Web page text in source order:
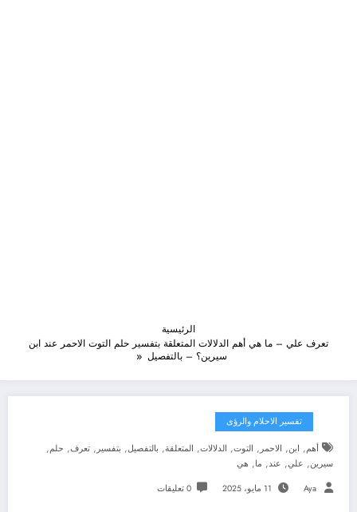
الرئيسية
تعرف علي – ما هي أهم الدلالات المتعلقة بتفسير حلم التوت الاحمر عند ابن
سيرين؟ – بالتفصيل
تفسير الاحلام والرؤى
أهم, ابن, الاحمر , التوت, الدلالات, المتعلقة, بالتفصيل, بتفسير , تعرف, حلم,
سيرين, علي, عند, ما, هي
Aya 11 مايو، 2025 0 تعليقات